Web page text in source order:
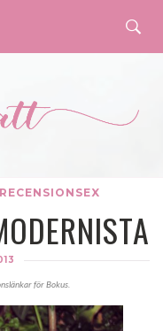
RECENSIONSEX
för Bokus.